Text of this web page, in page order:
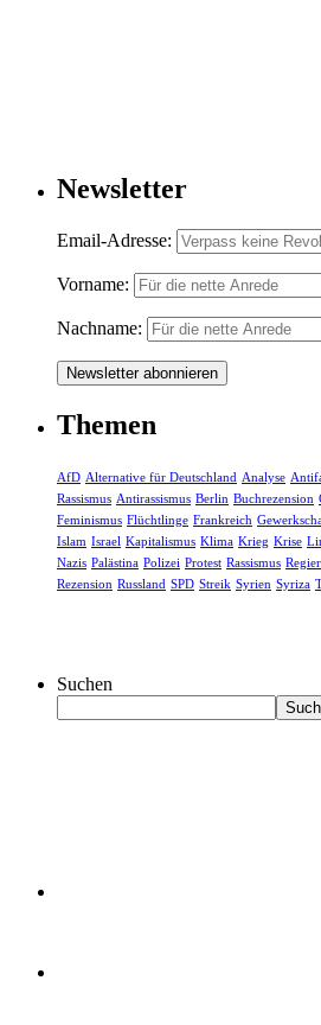
Newsletter
Email-Adresse:
Vorname:
Nachname:
Themen
AfD Alternative für Deutschland Analyse
Rassismus Antirassismus Berlin Buchrezension
Feminismus Flüchtlinge Frankreich
Islam Israel Kapitalismus Klima Krieg Krise
Nazis Palästina Polizei Protest Rassismus
Rezension Russland SPD Streik Syrien Syriza
Suchen